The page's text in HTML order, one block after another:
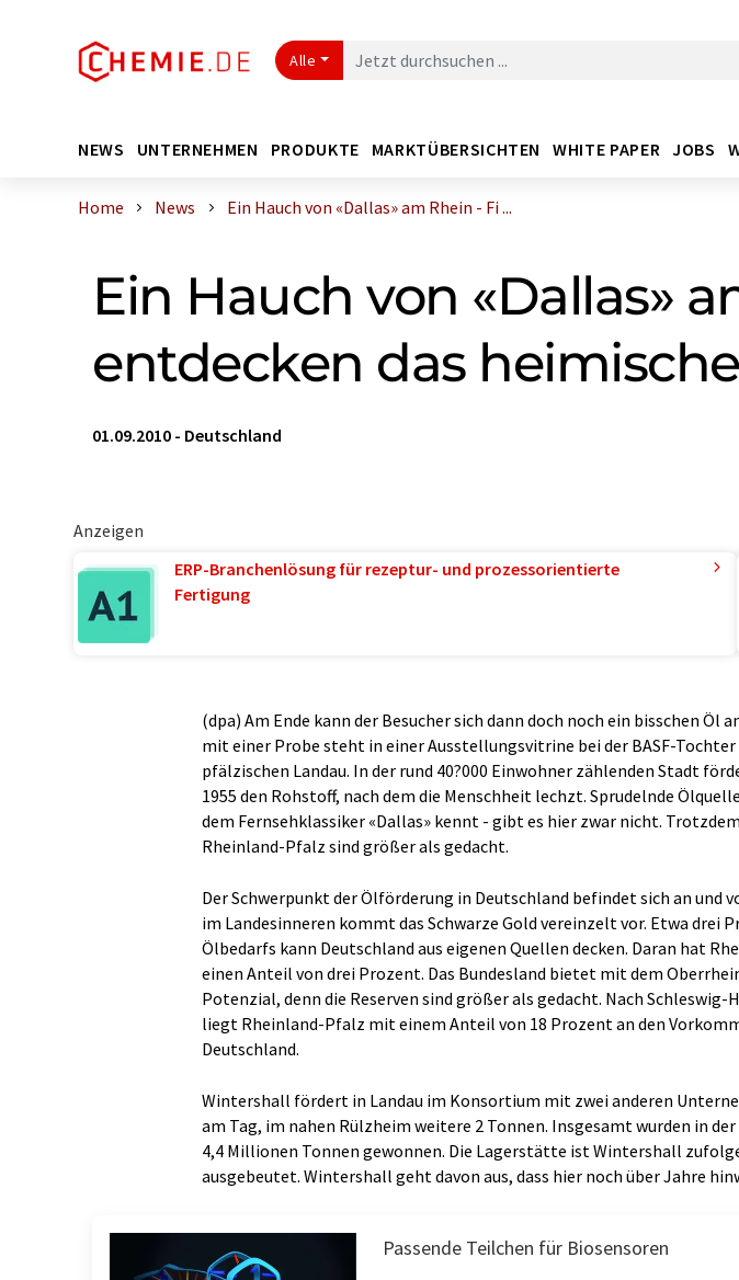
Alle
NEWS UNTERNEHMEN PRODUKTE MARKTÜBERSICHTEN WHITE PAPER JOBS
Home News Ein Hauch von «Dallas» am Rhein - Fi ...
Ein Hauch von «Dallas»
entdecken das
01.09.2010 - Deutschland
Anzeigen
ERP-Branchenlösung für rezeptur- und prozessorientierte
Fertigung
(dpa) Am Ende kann der Besucher sich dann doch noch ein bisschen Öl
mit einer Probe steht in einer Ausstellungsvitrine bei der BASF-
pfälzischen Landau. In der rund 40?000 Einwohner zählenden Stadt
1955 den Rohstoff, nach dem die Menschheit lechzt. Sprudelnde
dem Fernsehklassiker «Dallas» kennt - gibt es hier zwar nicht.
Rheinland-Pfalz sind größer als gedacht.
Der Schwerpunkt der Ölförderung in Deutschland befindet sich an und
im Landesinneren kommt das Schwarze Gold vereinzelt vor. Etwa drei
Ölbedarfs kann Deutschland aus eigenen Quellen decken. Daran hat
einen Anteil von drei Prozent. Das Bundesland bietet mit dem
Potenzial, denn die Reserven sind größer als gedacht. Nach Schleswig-
liegt Rheinland-Pfalz mit einem Anteil von 18 Prozent an den
Deutschland.
Wintershall fördert in Landau im Konsortium mit zwei anderen
am Tag, im nahen Rülzheim weitere 2 Tonnen. Insgesamt wurden in
4,4 Millionen Tonnen gewonnen. Die Lagerstätte ist Wintershall
ausgebeutet. Wintershall geht davon aus, dass hier noch über Jahre
Passende Teilchen für Biosensoren